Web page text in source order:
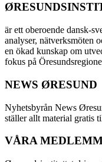
är ett oberoende dansk-
analyser, nätverksmöten
en ökad kunskap om
fokus på
NEWS ØRESUND
Nyhetsbyrån News
ställer allt material gratis
VÅRA